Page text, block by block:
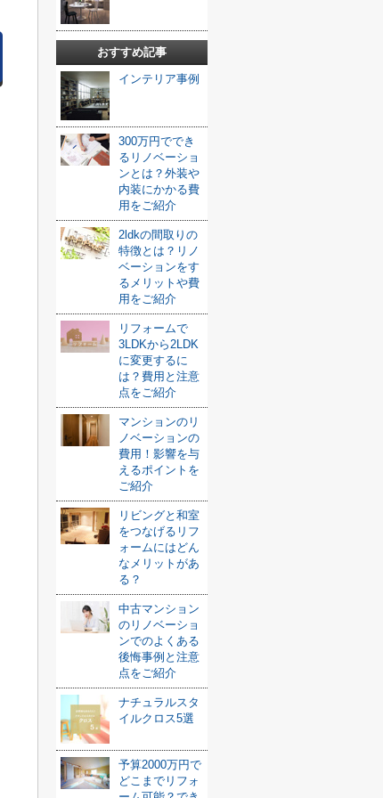
おすすめ記事
インテリア事例
300万円ででき
るリノベーショ
ンとは？外装や
内装にかかる費
用をご紹介
2ldkの間取りの
特徴とは？リノ
ベーションをす
るメリットや費
用をご紹介
リフォームで
3LDKから2LDK
に変更するに
は？費用と注意
点をご紹介
マンションのリ
ノベーションの
費用！影響を与
えるポイントを
ご紹介
リビングと和室
をつなげるリフ
ォームにはどん
なメリットがあ
る？
中古マンション
のリノベーショ
ンでのよくある
後悔事例と注意
点をご紹介
ナチュラルスタ
イルクロス5選
予算2000万円で
どこまでリフォ